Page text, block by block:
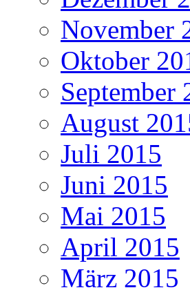
November
Oktober
September
August
Juli 2015
Juni 2015
Mai 2015
April 2015
März 2015